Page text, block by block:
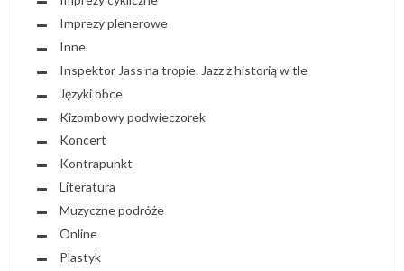
Imprezy plenerowe
Inne
Inspektor Jass na tropie. Jazz z historią w tle
Języki obce
Kizombowy podwieczorek
Koncert
Kontrapunkt
Literatura
Muzyczne podróże
Online
Plastyk